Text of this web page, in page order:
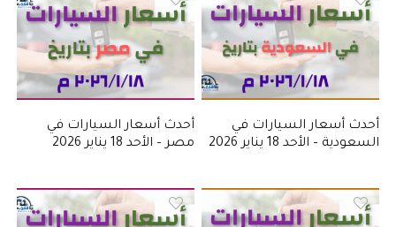
أحدث أسعار السيارات في
السعودية – الأحد 18 يناير 2026
أحدث أسعار السيارات في
مصر – الأحد 18 يناير 2026